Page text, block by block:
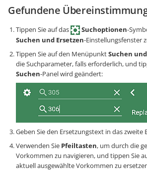
Gefundene
Tippen Sie auf das Suchoptionen-
Suchen und Ersetzen-Einstellungsfenster
Tippen Sie auf den MenüpunktSuchen
die Suchparameter, falls erforderlich, und
Suchen-Panel wird geändert:
Geben Sie den Ersetzungstext in das zweite
Verwenden Sie Pfeiltasten, um durch die
Vorkommen zu navigieren, und tippen Sie
aktuell ausgewählte Vorkommen zu